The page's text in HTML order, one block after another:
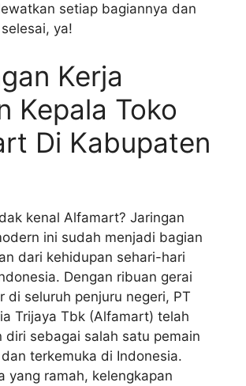
setiap bagiannya dan
ya!
Kerja
Kepala Toko
Di Kabupaten
kenal Alfamart? Jaringan
ini sudah menjadi bagian
dari kehidupan sehari-hari
Dengan ribuan gerai
di seluruh penjuru negeri, PT
Trijaya Tbk (Alfamart) telah
diri sebagai salah satu pemain
terkemuka di Indonesia.
yang ramah, kelengkapan